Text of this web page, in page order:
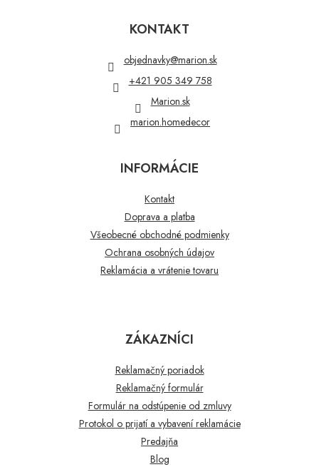
KONTAKT
objednavky@marion.sk
+421 905 349 758
Marion.sk
marion.homedecor
INFORMÁCIE
Kontakt
Doprava a platba
Všeobecné obchodné podmienky
Ochrana osobných údajov
Reklamácia a vrátenie tovaru
ZÁKAZNÍCI
Reklamačný poriadok
Reklamačný formulár
Formulár na odstúpenie od zmluvy
Protokol o prijatí a vybavení reklamácie
Predajňa
Blog